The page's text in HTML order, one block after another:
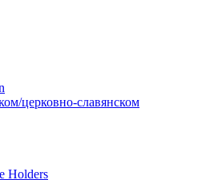
церковно-славянском
Holders